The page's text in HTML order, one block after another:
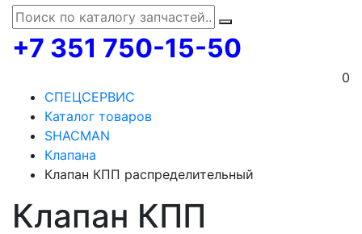
+7 351 750-15-50
0
СПЕЦСЕРВИС
Каталог товаров
SHACMAN
Клапана
Клапан КПП распределительный
Клапан КПП